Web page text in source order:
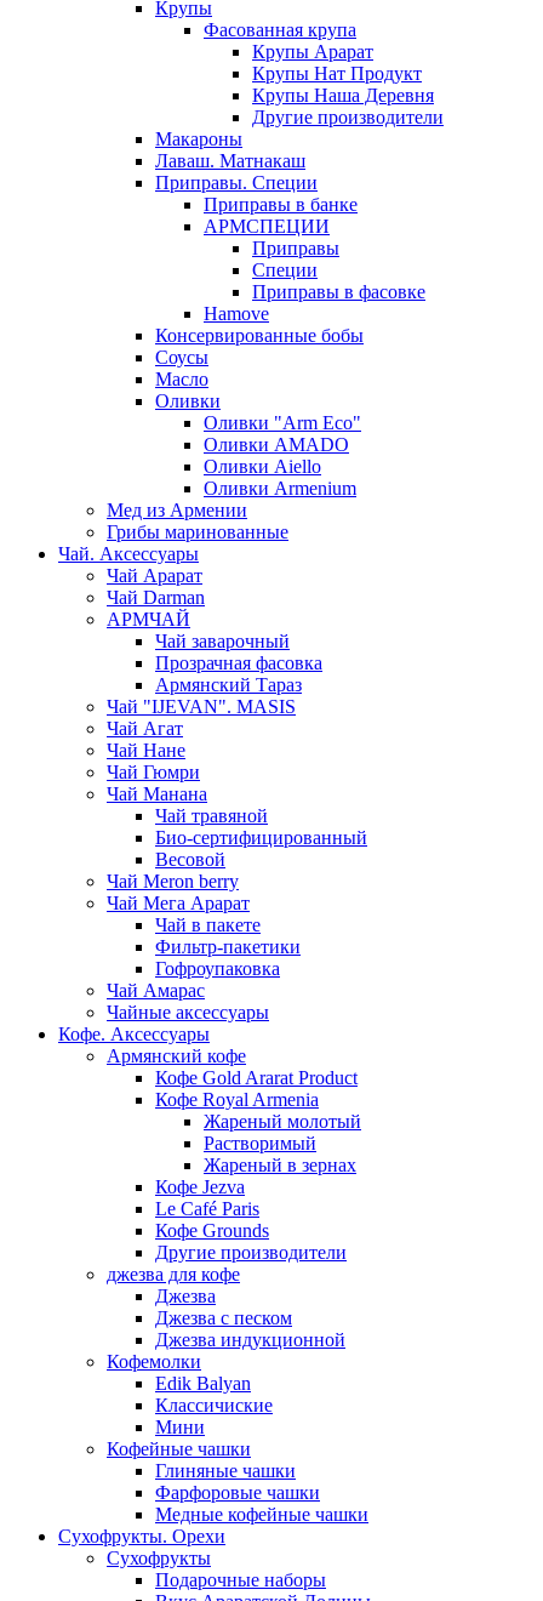
Крупы
Фасованная крупа
Крупы Арарат
Крупы Нат Продукт
Крупы Наша Деревня
Другие производители
Макароны
Лаваш. Матнакаш
Приправы. Специи
Приправы в банке
АРМСПЕЦИИ
Приправы
Специи
Приправы в фасовке
Hamove
Консервированные бобы
Соусы
Масло
Оливки
Оливки "Arm Eco"
Оливки AMADO
Оливки Aiello
Оливки Armenium
Мед из Армении
Грибы маринованные
Чай. Аксессуары
Чай Арарат
Чай Darman
АРМЧАЙ
Чай заварочный
Прозрачная фасовка
Армянский Тараз
Чай "IJEVAN". MASIS
Чай Агат
Чай Нане
Чай Гюмри
Чай Манана
Чай травяной
Био-сертифицированный
Весовой
Чай Meron berry
Чай Мега Арарат
Чай в пакете
Фильтр-пакетики
Гофроупаковка
Чай Амарас
Чайные аксессуары
Кофе. Аксессуары
Армянский кофе
Кофе Gold Ararat Product
Кофе Royal Armenia
Жареный молотый
Растворимый
Жареный в зернах
Кофе Jezva
Le Café Paris
Кофе Grounds
Другие производители
джезва для кофе
Джезва
Джезва с песком
Джезва индукционной
Кофемолки
Edik Balyan
Классичиские
Мини
Кофейные чашки
Глиняные чашки
Фарфоровые чашки
Медные кофейные чашки
Сухофрукты. Орехи
Сухофрукты
Подарочные наборы